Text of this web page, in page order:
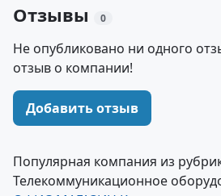
Отзывы 0
Не опубликовано ни одного
отзыв о компании!
Добавить отзыв
Популярная компания из
Телекоммуникационное